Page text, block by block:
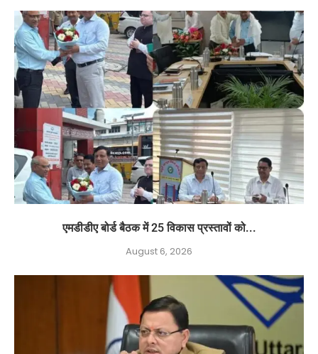
एमडीडीए बोर्ड बैठक में 25 विकास प्रस्तावों को...
August 6, 2026